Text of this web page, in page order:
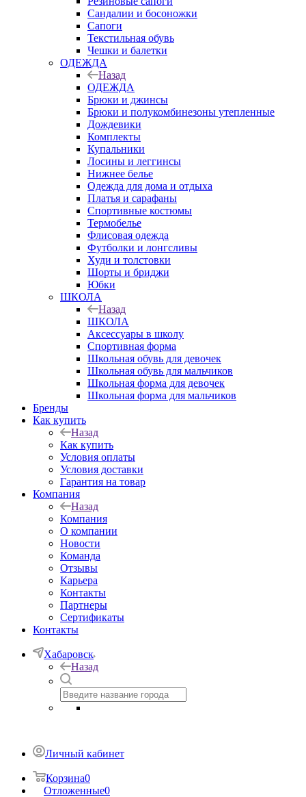
Сандалии и босоножки
Сапоги
Текстильная обувь
Чешки и балетки
ОДЕЖДА
Назад
ОДЕЖДА
Брюки и джинсы
Брюки и полукомбинезоны утепленные
Дождевики
Комплекты
Купальники
Лосины и леггинсы
Нижнее белье
Одежда для дома и отдыха
Платья и сарафаны
Спортивные костюмы
Термобелье
Флисовая одежда
Футболки и лонгсливы
Худи и толстовки
Шорты и бриджи
Юбки
ШКОЛА
Назад
ШКОЛА
Аксессуары в школу
Спортивная форма
Школьная обувь для девочек
Школьная обувь для мальчиков
Школьная форма для девочек
Школьная форма для мальчиков
Бренды
Как купить
Назад
Как купить
Условия оплаты
Условия доставки
Гарантия на товар
Компания
Назад
Компания
О компании
Новости
Команда
Отзывы
Карьера
Контакты
Партнеры
Сертификаты
Контакты
Хабаровск
Назад
Личный кабинет
Корзина0
Отложенные0